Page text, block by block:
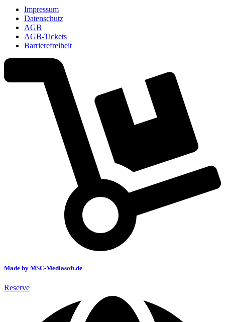
Impressum
Datenschutz
AGB
AGB-Tickets
Barrierefreiheit
Made by MSC-Mediasoft.de
Reserve